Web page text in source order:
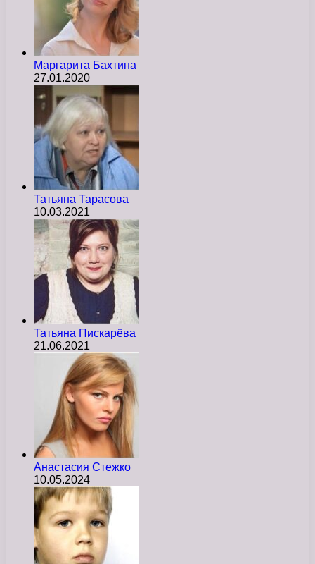
Маргарита Бахтина
27.01.2020
Татьяна Тарасова
10.03.2021
Татьяна Пискарёва
21.06.2021
Анастасия Стежко
10.05.2024